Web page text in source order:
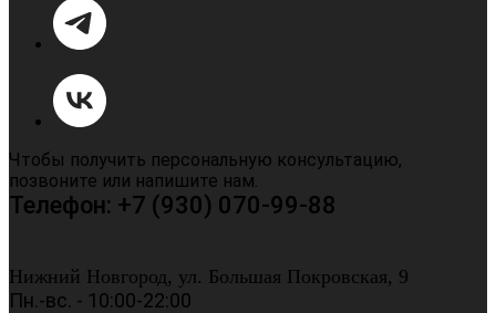
Чтобы получить персональную консультацию,
позвоните или напишите нам.
Телефон: +7 (930) 070-99-88
Нижний Новгород, ул. Большая Покровская, 9
Пн.-вс. - 10:00-22:00